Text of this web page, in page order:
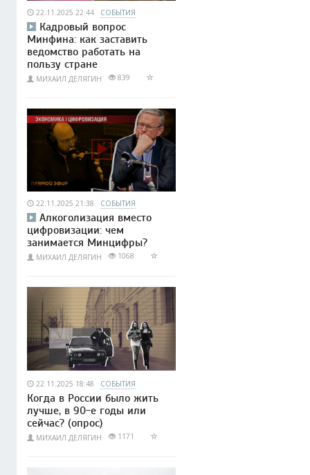
22.11.2025 22:44 СОБЫТИЯ
Кадровый вопрос
Минфина: как заставить
ведомство работать на
пользу стране
МИХАИЛ ДЕЛЯГИН 839
22.11.2025 21:38 СОБЫТИЯ
Алкоголизация вместо
цифровизации: чем
занимается Минцифры?
МИХАИЛ ДЕЛЯГИН 1068
22.11.2025 18:48 СОБЫТИЯ
Когда в России было жить
лучше, в 90-е годы или
сейчас? (опрос)
МИХАИЛ ДЕЛЯГИН 1171